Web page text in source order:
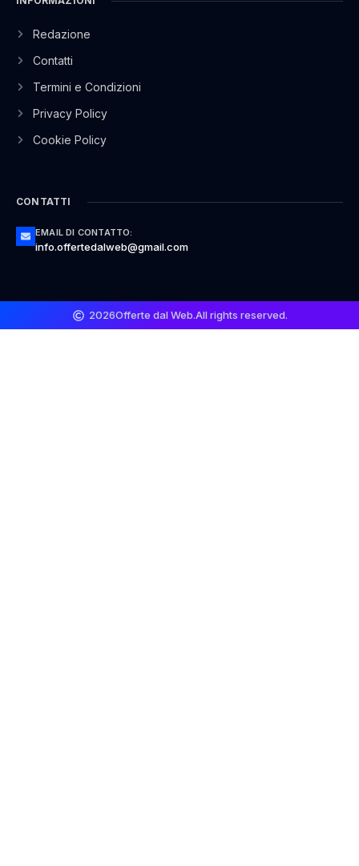
Redazione
Contatti
Termini e Condizioni
Privacy Policy
Cookie Policy
CONTATTI
EMAIL DI CONTATTO:
info.offertedalweb@gmail.com
2026Offerte dal Web.All rights reserved.